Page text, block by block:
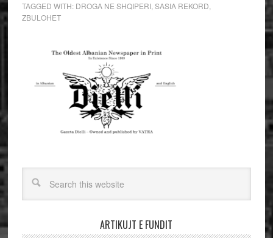
TAGGED WITH: DROGA NE SHQIPERI, SASIA REKORD
ZBULOHET
ARTIKUJT E FUNDIT